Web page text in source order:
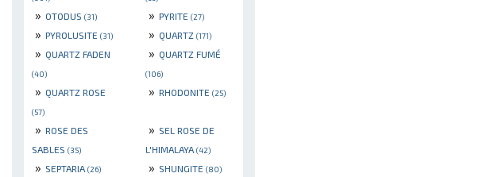
» OTODUS (31) » PYRITE (27)
» PYROLUSITE (31) » QUARTZ (171)
» QUARTZ FADEN
(40)
» QUARTZ FUMÉ
(106)
» QUARTZ ROSE
(57)
» RHODONITE (25)
» ROSE DES
SABLES (35)
» SEL ROSE DE
L'HIMALAYA (42)
» SEPTARIA (26) » SHUNGITE (80)